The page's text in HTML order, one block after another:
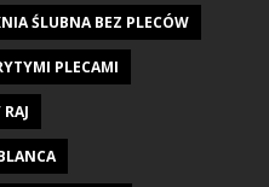
ŚLUBNA BEZ PLECÓW
PLECAMI